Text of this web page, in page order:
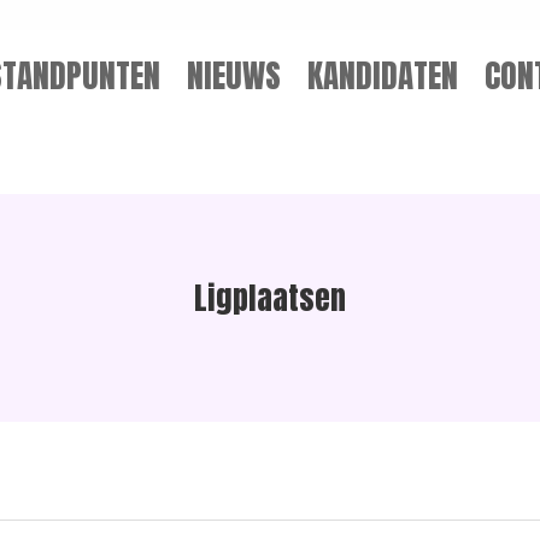
NIEUWS KANDIDATEN
Ligplaatsen